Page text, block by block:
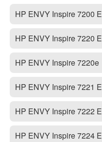
HP ENVY Inspire 7200 E
HP ENVY Inspire 7220 E
HP ENVY Inspire 7220e
HP ENVY Inspire 7221 E
HP ENVY Inspire 7222 E
HP ENVY Inspire 7224 E